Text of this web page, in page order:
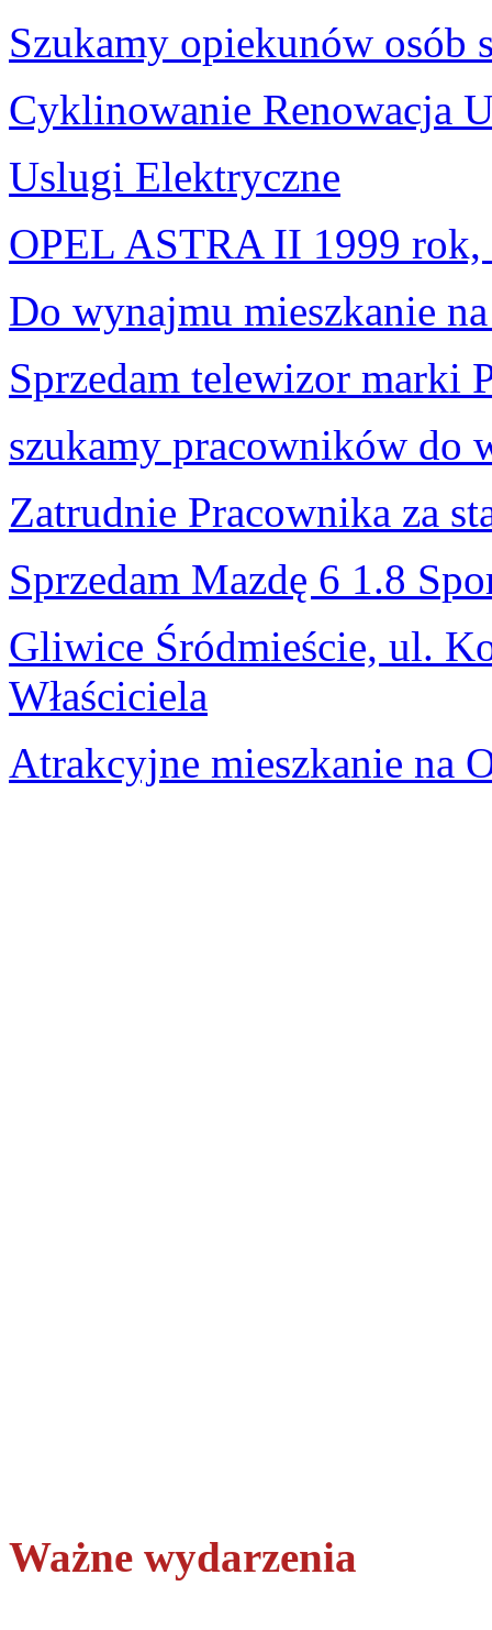
Szukamy opiekunów osób
Cyklinowanie Renowacja
Uslugi Elektryczne
OPEL ASTRA II 1999
Do wynajmu mieszkanie
Sprzedam telewizor marki
szukamy pracowników do
Zatrudnie Pracownika za
Sprzedam Mazdę 6 1.8
Gliwice Śródmieście, ul.
Właściciela
Atrakcyjne mieszkanie na
Ważne wydarzenia